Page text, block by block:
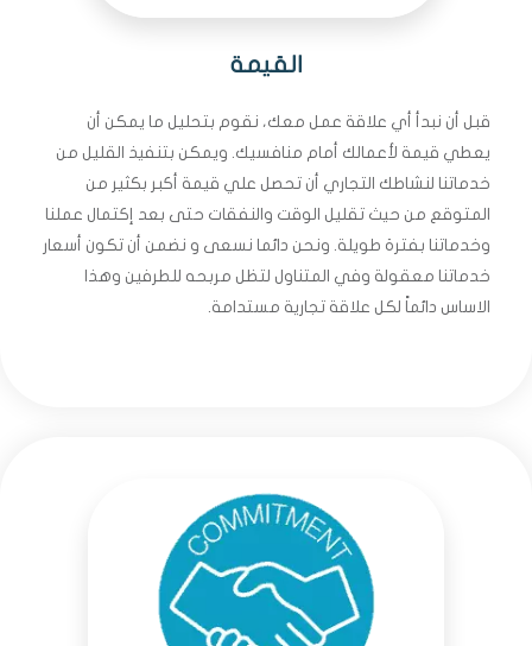
القيمة
قبل أن نبدأ أي علاقة عمل معك، نقوم بتحليل ما يمكن أن
يعطي قيمة لأعمالك أمام منافسيك. ويمكن بتنفيذ القليل من
خدماتنا لنشاطك التجاري أن تحصل علي قيمة أكبر بكثير من
المتوقع من حيث تقليل الوقت والنفقات حتى بعد إكتمال عملنا
وخدماتنا بفترة طويلة. ونحن دائما نسعى و نضمن أن تكون أسعار
خدماتنا معقولة وفي المتناول لتظل مربحه للطرفين وهذا
الاساس دائماً لكل علاقة تجارية مستدامة.